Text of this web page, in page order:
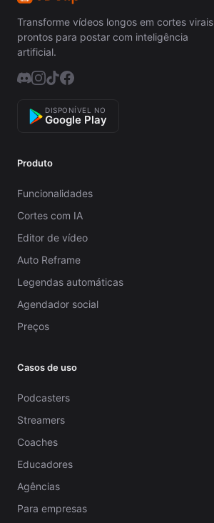
Transforme vídeos longos em cortes virais
prontos para postar com inteligência
artificial.
DISPONÍVEL NO
Google Play
Produto
Funcionalidades
Cortes com IA
Editor de vídeo
Auto Reframe
Legendas automáticas
Agendador social
Preços
Casos de uso
Podcasters
Streamers
Coaches
Educadores
Agências
Para empresas